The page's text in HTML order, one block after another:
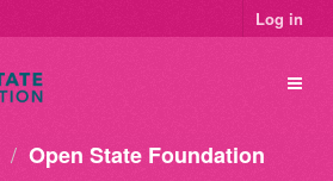
Log in
Open State Foundation